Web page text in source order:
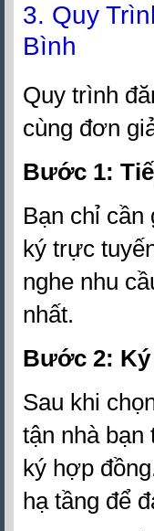
3. Quy
Bình
Quy trình
cùng đơn
Bước 1:
Bạn chỉ cần
ký trực
nghe nhu
nhất.
Bước 2:
Sau khi
tận nhà bạn
ký hợp
hạ tầng để